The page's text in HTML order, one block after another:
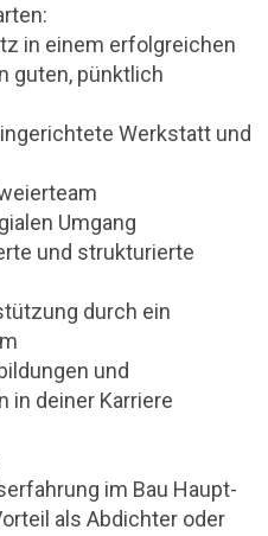
in einem erfolgreichen
guten, pünktlich
Werkstatt und
Umgang
und strukturierte
durch ein
und
in deiner Karriere
im Bau Haupt-
als Abdichter oder